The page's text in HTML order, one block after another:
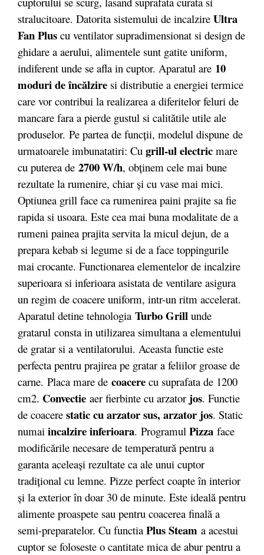
stralucitoare. Datorita sistemului de incalzire Ultra
Fan Plus cu ventilator supradimensionat si design de
ghidare a aerului, alimentele sunt gatite uniform,
indiferent unde se afla in cuptor. Aparatul are 10
moduri de încălzire si distributie a energiei termice
care vor contribui la realizarea a diferitelor feluri de
mancare fara a pierde gustul si calitătile utile ale
produselor. Pe partea de funcții, modelul dispune de
urmatoarele imbunatatiri: Cu grill-ul electric mare
cu puterea de 2700 W/h, obţinem cele mai bune
rezultate la rumenire, chiar şi cu vase mai mici.
Optiunea grill face ca rumenirea paini prajite sa fie
rapida si usoara. Este cea mai buna modalitate de a
rumeni painea prajita servita la micul dejun, de a
prepara kebab si legume si de a face toppingurile
mai crocante. Functionarea elementelor de incalzire
superioara si inferioara asistata de ventilare asigura
un regim de coacere uniform, intr-un ritm accelerat.
Aparatul detine tehnologia Turbo Grill unde
gratarul consta in utilizarea simultana a elementului
de gratar si a ventilatorului. Aceasta functie este
perfecta pentru prajirea pe gratar a feliilor groase de
carne. Placa mare de coacere cu suprafata de 1200
cm2. Convectie aer fierbinte cu arzator jos. Functie
de coacere static cu arzator sus, arzator jos. Static
numai incalzire inferioara. Programul Pizza face
modificările necesare de temperatură pentru a
garanta aceleaşi rezultate ca ale unui cuptor
tradiţional cu lemne. Pizze perfect coapte în interior
şi la exterior în doar 30 de minute. Este ideală pentru
alimente proaspete sau pentru coacerea finală a
semi-preparatelor. Cu functia Plus Steam a acestui
cuptor se foloseste o cantitate mica de abur pentru a